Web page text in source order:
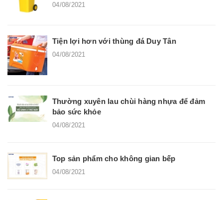
04/08/2021
Tiện lợi hơn với thùng đá Duy Tân
04/08/2021
Thường xuyên lau chùi hàng nhựa để đảm
bảo sức khỏe
04/08/2021
Top sản phẩm cho không gian bếp
04/08/2021